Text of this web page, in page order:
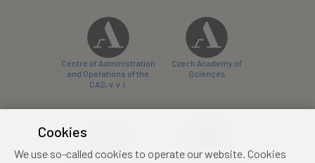
Centre of Administration
and Operations of the
CAS, v. v. i.
Czech Academy of
Sciences
Cookies
We use so-called cookies to operate our website. Cookies